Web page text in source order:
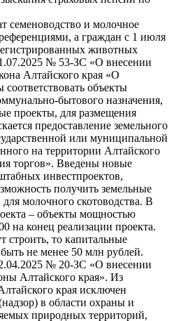
семеноводство и молочное
а граждан с 1 июля
животных
№ 53-ЗС «О внесении
Алтайского края «О
объекты
бытового назначения,
проекты, для размещения
предоставление земельного
или муниципальной
на территории Алтайского
торгов». Введены новые
инвестпроектов,
получить земельные
для молочного скотоводства. В
– объекты мощностью
на конец реализации проекта.
строить, то капитальные
не менее 50 млн рублей.
№ 20-ЗС «О внесении
Алтайского края». Из
края исключен
в области охраны и
природных территорий,